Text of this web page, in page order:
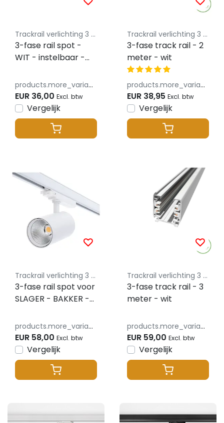
Trackrail verlichting 3 fase lusus - budget vriendelijke railverlichting
3-fase rail spot -
WIT - instelbaar -
JASMIN -
2700/3000/4000K
products.more_variants_available
EUR 36,00 Excl. btw
Vergelijk
Trackrail verlichting 3 fase lusus - budget vriendelijke railverlichting
3-fase track rail - 2
meter - wit
products.more_variants_available
EUR 38,95 Excl. btw
Vergelijk
Trackrail verlichting 3 fase lusus - budget vriendelijke railverlichting
3-fase rail spot voor
SLAGER - BAKKER -
instelbaar -
10W/20W/30W 38° -
ROSA RETAIL FOOD -
2700/3000/4000K
products.more_variants_available
EUR 58,00 Excl. btw
Vergelijk
Trackrail verlichting 3 fase lusus - budget vriendelijke railverlichting
3-fase track rail - 3
meter - wit
products.more_variants_available
EUR 59,00 Excl. btw
Vergelijk